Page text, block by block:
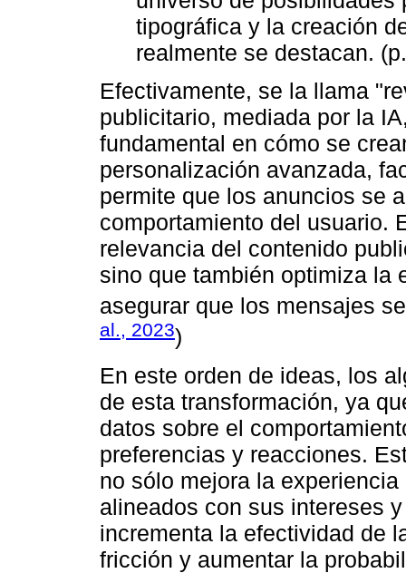
tipográfica y la creación
realmente se destacan.
Efectivamente, se la llama
publicitario, mediada por la
fundamental en cómo se
personalización avanzada,
permite que los anuncios se
comportamiento del usuario.
relevancia del contenido
sino que también optimiza la
asegurar que los mensajes
al., 2023)
En este orden de ideas, los
de esta transformación, ya
datos sobre el
preferencias y reacciones.
no sólo mejora la
alineados con sus intereses
incrementa la efectividad de
fricción y aumentar la